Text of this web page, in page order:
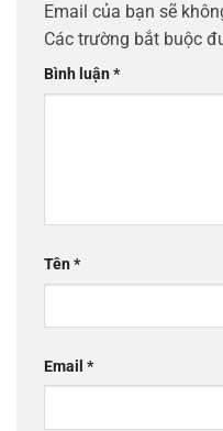
Email của bạn sẽ
Các trường bắt buộc
Bình luận*
Tên*
Email *